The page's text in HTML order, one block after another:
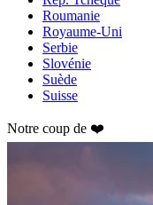
Roumanie
Royaume-Uni
Serbie
Slovénie
Suède
Suisse
Notre coup de ❤️